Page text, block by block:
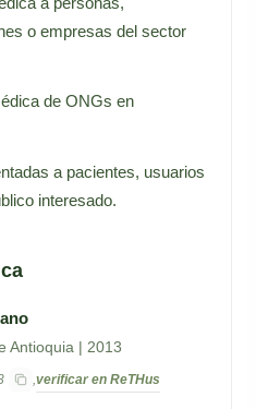
o empresas del sector
de ONGs en
a pacientes, usuarios
interesado.
Antioquia | 2013
,verificar en ReTHus